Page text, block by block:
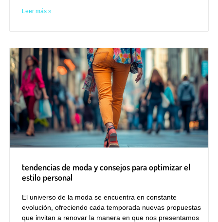
Leer más »
tendencias de moda y consejos para optimizar el
estilo personal
El universo de la moda se encuentra en constante
evolución, ofreciendo cada temporada nuevas propuestas
que invitan a renovar la manera en que nos presentamos